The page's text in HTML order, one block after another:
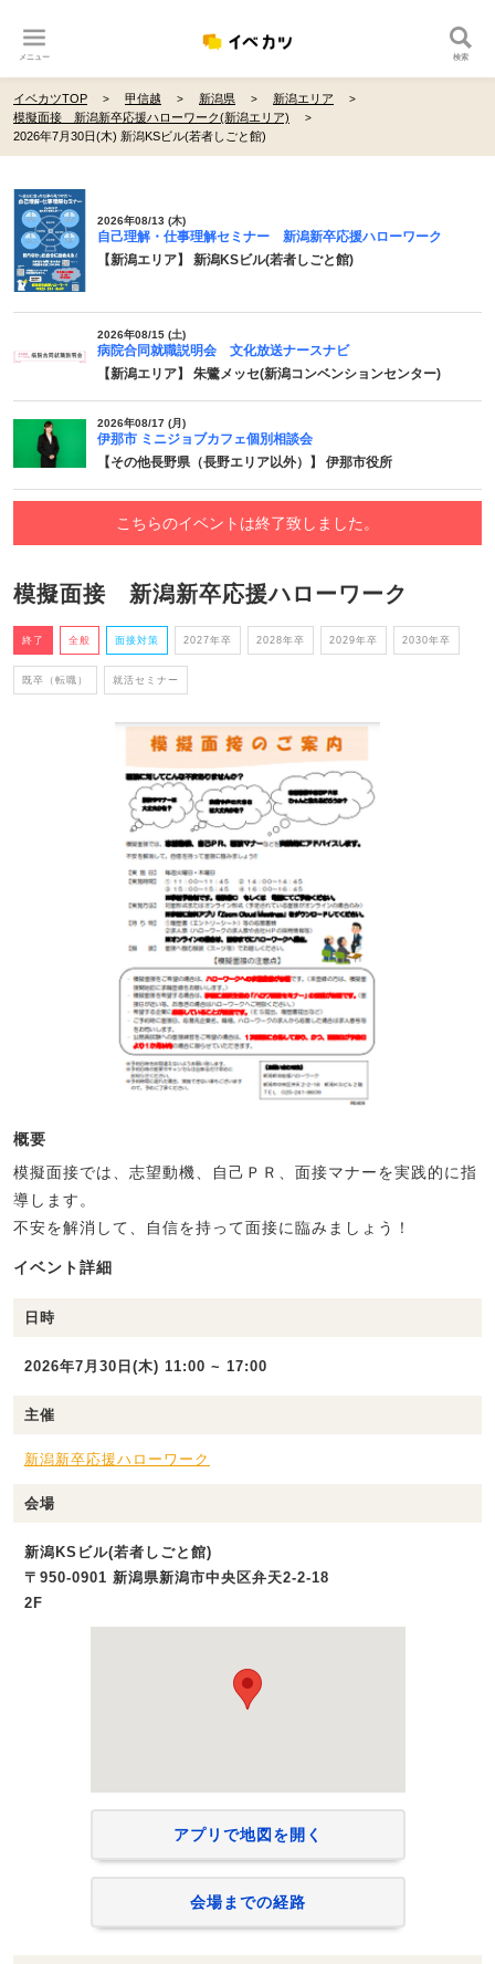
メニュー 検索
イベカツTOP 甲信越 新潟県
新潟エリア
模擬面接 新潟新卒応援ハローワーク(新潟エリア)
2026年7月30日(木) 新潟KSビル(若者しごと館)
2026年08/13 (木)
自己理解・仕事理解セミナー 新潟新卒応援ハローワーク
【新潟エリア】 新潟KSビル(若者しごと館)
2026年08/15 (土)
病院合同就職説明会 文化放送ナースナビ
【新潟エリア】 朱鷺メッセ(新潟コンベンションセンター)
2026年08/17 (月)
伊那市 ミニジョブカフェ個別相談会
【その他長野県（長野エリア以外）】 伊那市役所
こちらのイベントは終了致しました。
模擬面接 新潟新卒応援ハローワーク
終了 全般 面接対策 2027年卒 2028年卒 2029年卒 2030年卒
既卒（転職） 就活セミナー
概要
模擬面接では、志望動機、自己ＰＲ、面接マナーを実践的に指
導します。
不安を解消して、自信を持って面接に臨みましょう！
イベント詳細
日時
2026年7月30日(木) 11:00 ~ 17:00
主催
新潟新卒応援ハローワーク
会場
新潟KSビル(若者しごと館)
〒950-0901 新潟県新潟市中央区弁天2-2-18
2F
アプリで地図を開く
会場までの経路